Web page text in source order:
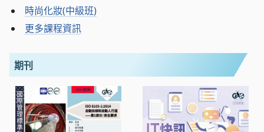
時尚化妝(中級班)
更多課程資訊
期刊